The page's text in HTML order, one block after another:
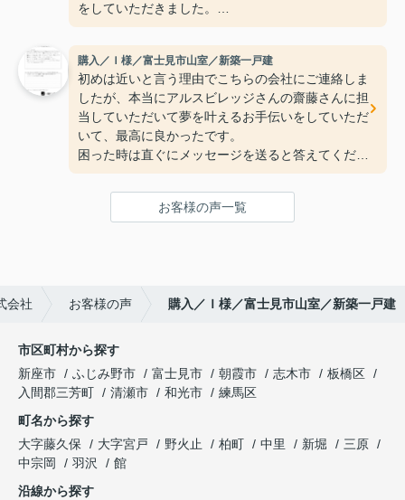
をしていただきました。
従業員皆様は勿論、担当をしていただいた齋藤さん
には親身に、そして真摯（紳士）に対応をしていた
だき感謝しております。ありがとうございました。
購入／Ｉ様／富士見市山室／新築一戸建
初めは近いと言う理由でこちらの会社にご連絡しま
したが、本当にアルスビレッジさんの齋藤さんに担
当していただいて夢を叶えるお手伝いをしていただ
いて、最高に良かったです。
困った時は直ぐにメッセージを送ると答えてくださ
り、電話しても、どんな時でも迅速に対応していた
だきました。
何も分からない私たちに、分かりやすく何度も説明
お客様の声一覧
会社 お客様の声 購入／Ｉ様／富士見市山室／新築一戸建
市区町村から探す
新座市
ふじみ野市 富士見市 朝霞市 志木市
板橋区
入間郡三芳町
清瀬市 和光市
練馬区
町名から探す
大字藤久保
大字宮戸 野火止 柏町 中里 新堀
三原
中宗岡
羽沢
館
沿線から探す